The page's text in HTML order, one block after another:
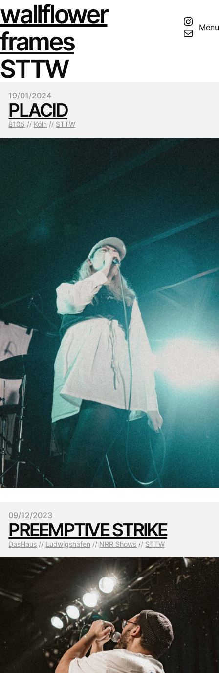
wallflower
frames
MailMenu
STTW
19/01/2024
PLACID
B105 Köln STTW
09/12/2023
PREEMPTIVE STRIKE
DasHaus Ludwigshafen NRR Shows STTW